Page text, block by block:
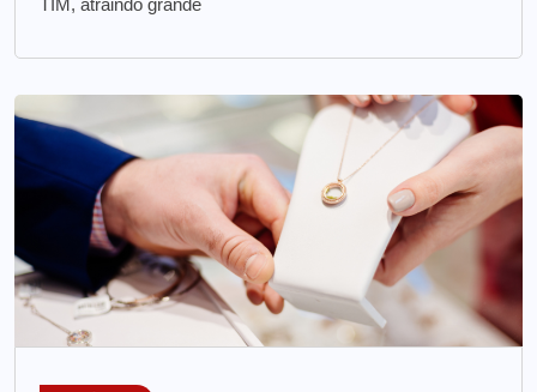
TIM, atraindo grande